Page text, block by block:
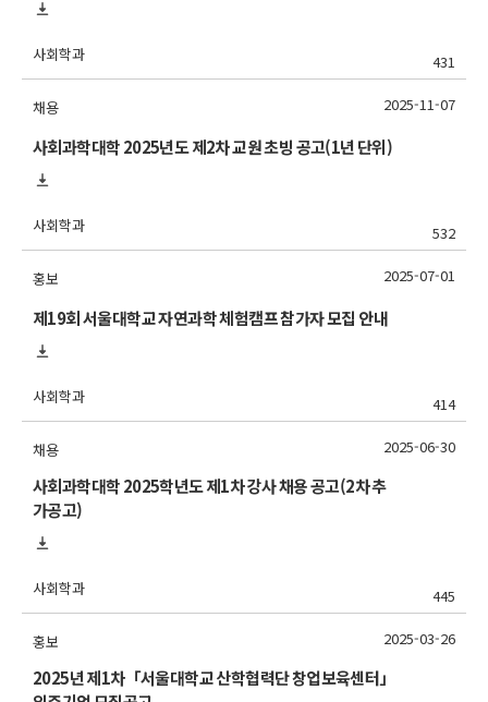
사회학과 431
채용
사회과학대학 2025년도 제2차 교원 초빙 공고(1년 단위)
사회학과 532
2025-11-07
홍보
제19회 서울대학교 자연과학 체험캠프 참가자 모집 안내
사회학과 414
2025-07-01
채용
사회과학대학 2025학년도 제1차 강사 채용 공고(2차 추
가공고)
사회학과 445
2025-06-30
홍보
2025년 제1차「서울대학교 산학협력단 창업보육센터」
2025-03-26